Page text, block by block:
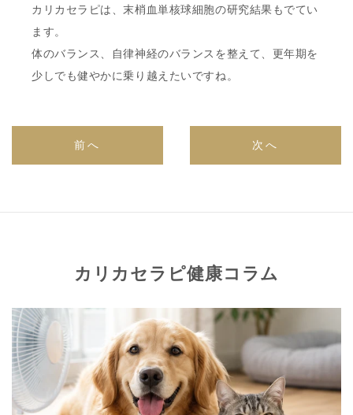
カリカセラピは、末梢血単核球細胞の研究結果もでてい
ます。
体のバランス、自律神経のバランスを整えて、更年期を
少しでも健やかに乗り越えたいですね。
前へ 次へ
カリカセラピ健康コラム